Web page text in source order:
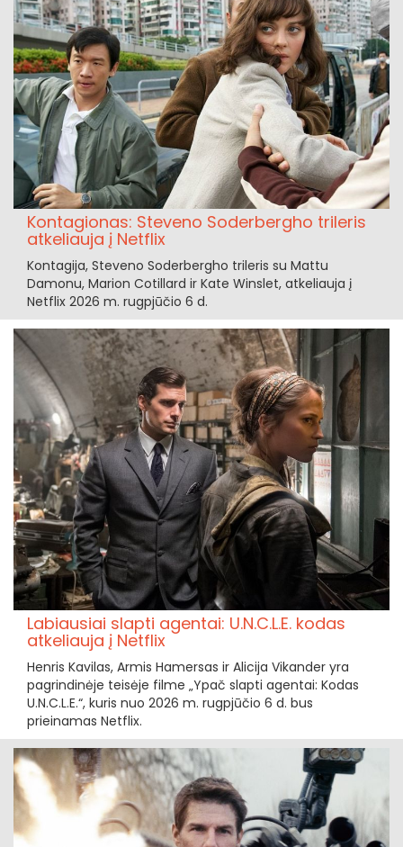
Kontagionas: Steveno Soderbergho trileris
atkeliauja į Netflix
Kontagija, Steveno Soderbergho trileris su Mattu
Damonu, Marion Cotillard ir Kate Winslet, atkeliauja į
Netflix 2026 m. rugpjūčio 6 d.
Labiausiai slapti agentai: U.N.C.L.E. kodas
atkeliauja į Netflix
Henris Kavilas, Armis Hamersas ir Alicija Vikander yra
pagrindinėje teisėje filme „Ypač slapti agentai: Kodas
U.N.C.L.E.“, kuris nuo 2026 m. rugpjūčio 6 d. bus
prieinamas Netflix.